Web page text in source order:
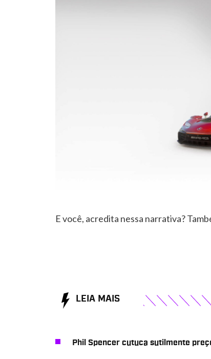
E você, acredita nessa narrativa?
LEIA MAIS
Phil Spencer cutuca sutilmente